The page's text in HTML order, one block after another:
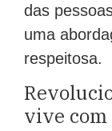
das
uma
respeitosa.
vive